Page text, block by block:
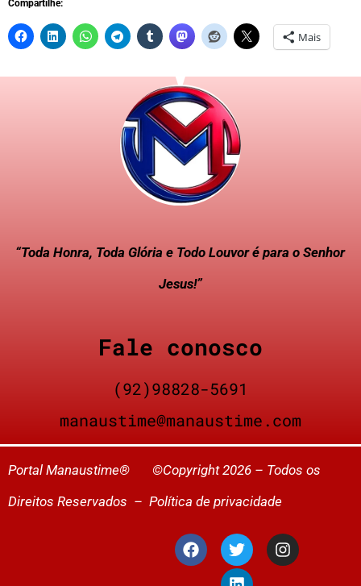
Compartilhe:
Mais
“Toda Honra, Toda Glória e Todo Louvor é para o Senhor
Jesus!”
Fale conosco
(92)98828-5691
manaustime@manaustime.com
Portal Manaustime® ©Copyright 2026 – Todos os
Direitos Reservados – Política de privacidade